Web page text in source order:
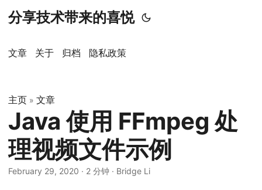
分享技术带来的喜悦
文章 关于 归档 隐私政策
主页 » 文章
Java 使用 FFmpeg 处
理视频文件示例
February 29, 2020 · 2 分钟 · Bridge Li